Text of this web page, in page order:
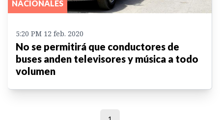
NACIONALES
5:20 PM 12 feb. 2020
No se permitirá que conductores de
buses anden televisores y música a todo
volumen